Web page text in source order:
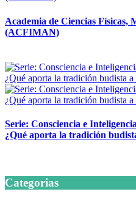
Academia de Ciencias Físicas,
(ACFIMAN)
Serie: Consciencia e
¿Qué aporta la tradición
Categorias